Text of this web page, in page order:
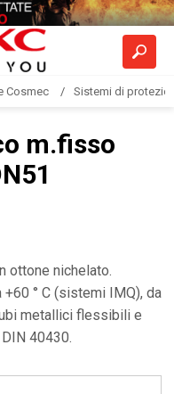
Cosmec Sistemi di
m.fisso
ottone nichelato.
° C (sistemi IMQ), da
metallici flessibili e
40430.